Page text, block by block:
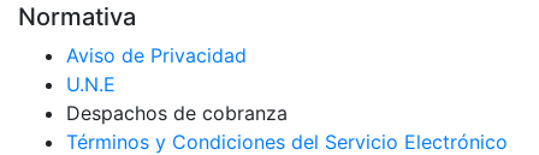
Normativa
Aviso de Privacidad
U.N.E
Despachos de cobranza
Términos y Condiciones del Servicio Electrónico